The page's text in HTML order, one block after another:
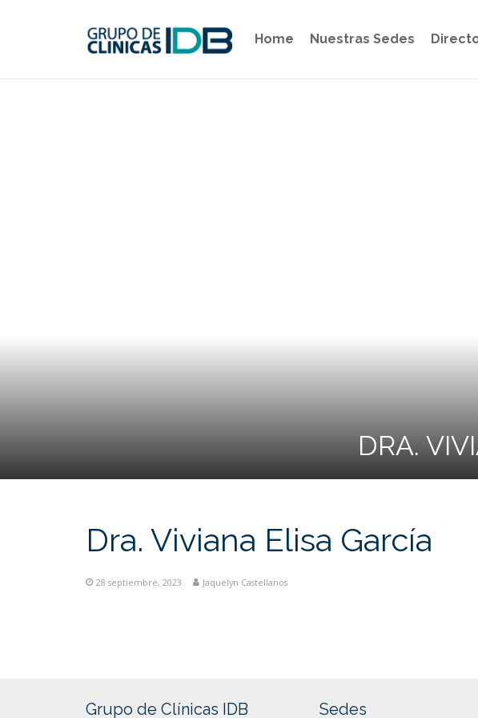
Home Nuestras Sedes
DRA.
Dra. Viviana Elisa García
28 septiembre, 2023 Jaquelyn Castellanos
Grupo de Clínicas IDB Sedes